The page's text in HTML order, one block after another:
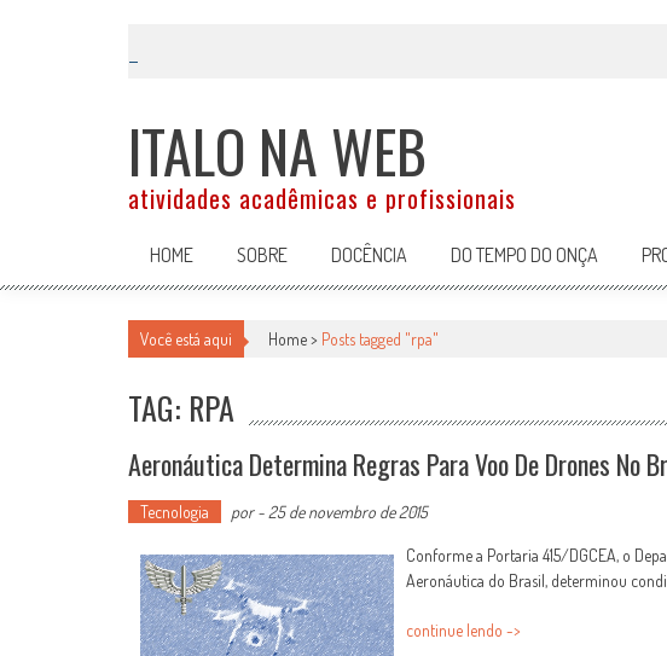
ITALO NA WEB
atividades acadêmicas e profissionais
HOME SOBRE DOCÊNCIA DO TEMPO DO ONÇA
Você está aqui Home > Posts tagged "rpa"
TAG: RPA
Aeronáutica Determina Regras Para Voo De Drones No
Tecnologia por-25 de novembro de 2015
Conforme a Portaria 415/DGCEA, o
Aeronáutica do Brasil, determinou
continue lendo ->